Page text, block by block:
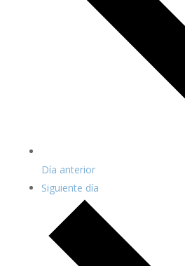
Día anterior
Siguiente día